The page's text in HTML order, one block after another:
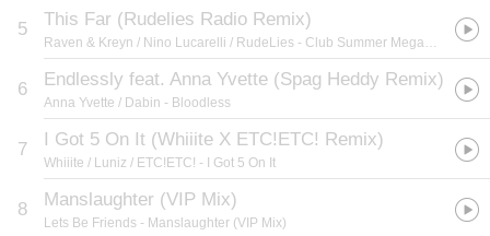
5 This Far (Rudelies Radio Remix)
Raven & Kreyn / Nino Lucarelli / RudeLies - Club Summer Megamix 2020
6 Endlessly feat. Anna Yvette (Spag Heddy Remix)
Anna Yvette / Dabin - Bloodless
7 I Got 5 On It (Whiiite X ETC!ETC! Remix)
Whiiite / Luniz / ETC!ETC! - I Got 5 On It
8 Manslaughter (VIP Mix)
Lets Be Friends - Manslaughter (VIP Mix)